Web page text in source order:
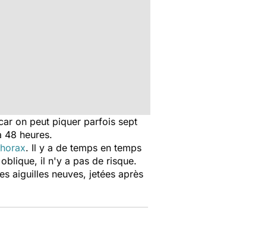
on peut piquer parfois sept
48 heures.
. Il y a de temps en temps
il n'y a pas de risque.
aiguilles neuves, jetées après